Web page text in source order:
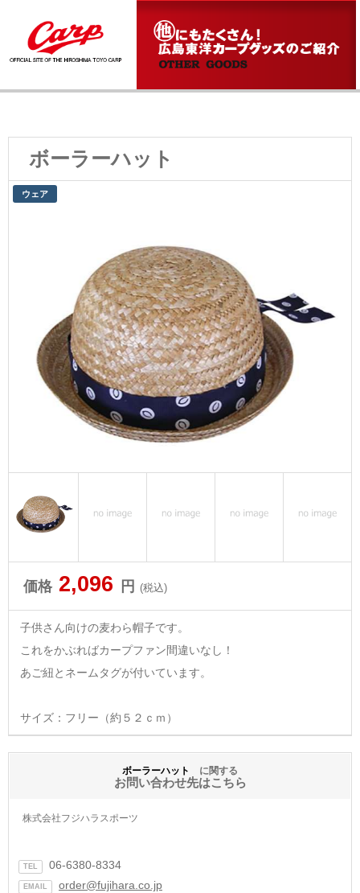
ボーラーハット
ウェア
価格 2,096 円 (税込)
子供さん向けの麦わら帽子です。
これをかぶればカープファン間違いなし！
あご紐とネームタグが付いています。
サイズ：フリー（約５２ｃｍ）
ボーラーハット に関する
お問い合わせ先はこちら
株式会社フジハラスポーツ
TEL 06-6380-8334
EMAIL order@fujihara.co.jp